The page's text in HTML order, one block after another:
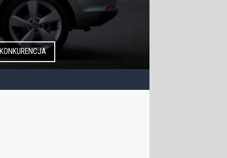
KONKURENCJA